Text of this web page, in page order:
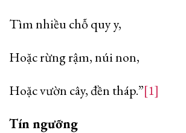
Tìm nhiều chỗ quy y,
Hoặc rừng rậm, núi non,
Hoặc vườn cây, đền tháp.”[1]
Tín ngưỡng